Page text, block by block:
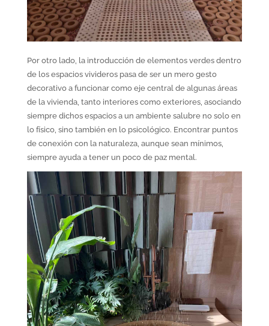
Por otro lado, la introducción de elementos verdes dentro
de los espacios vivideros pasa de ser un mero gesto
decorativo a funcionar como eje central de algunas áreas
de la vivienda, tanto interiores como exteriores, asociando
siempre dichos espacios a un ambiente salubre no solo en
lo físico, sino también en lo psicológico. Encontrar puntos
de conexión con la naturaleza, aunque sean mínimos,
siempre ayuda a tener un poco de paz mental.